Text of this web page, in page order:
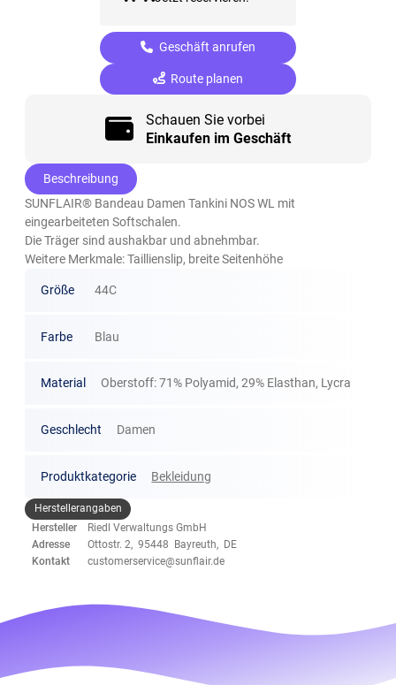
Geschäft anrufen
Route planen
Schauen Sie vorbei
Einkaufen im Geschäft
Beschreibung
SUNFLAIR® Bandeau Damen Tankini NOS WL mit
eingearbeiteten Softschalen.
Die Träger sind aushakbar und abnehmbar.
Weitere Merkmale: Taillienslip, breite Seitenhöhe
Größe 44C
Farbe Blau
Material Oberstoff: 71% Polyamid, 29% Elasthan, Lycra
Geschlecht Damen
Produktkategorie Bekleidung
Herstellerangaben
Hersteller
Riedl Verwaltungs GmbH
Adresse
Ottostr. 2, 95448 Bayreuth, DE
Kontakt
customerservice@sunflair.de